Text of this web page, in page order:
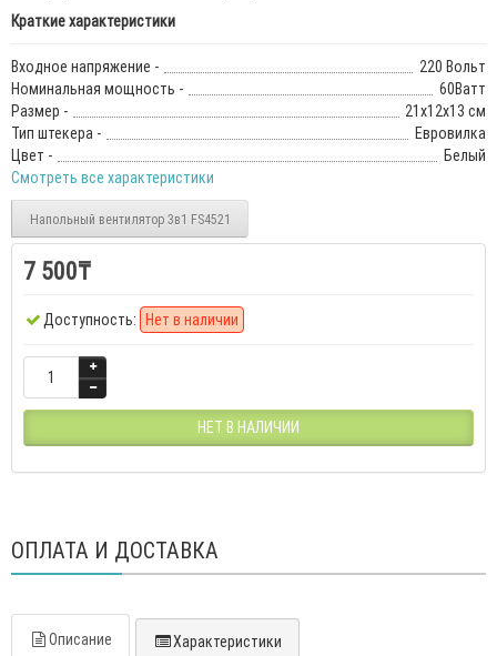
Краткие характеристики
Входное напряжение -
220 Вольт
Номинальная мощность -
60Ватт
Размер -
21х12х13 см
Тип штекера -
Евровилка
Цвет -
Белый
Смотреть все характеристики
Напольный вентилятор 3в1 FS4521
7 500₸
Доступность: Нет в наличии
НЕТ В НАЛИЧИИ
ОПЛАТА И ДОСТАВКА
Описание Характеристики